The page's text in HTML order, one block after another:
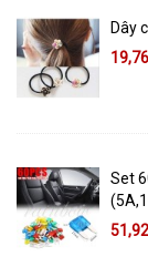
Dây
Set